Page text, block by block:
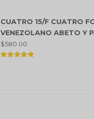
CUATRO 15/F CUATRO
VENEZOLANO ABETO Y
$580.00